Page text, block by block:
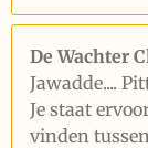
De Wachter
Jawadde....
Je staat
vinden